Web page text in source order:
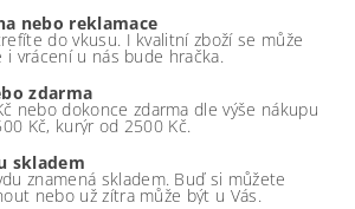
nebo reklamace
do vkusu. I kvalitní zboží se může
i vrácení u nás bude hračka.
zdarma
nebo dokonce zdarma dle výše nákupu
Kč, kurýr od 2500 Kč.
skladem
znamená skladem. Buď si můžete
nebo už zítra může být u Vás.